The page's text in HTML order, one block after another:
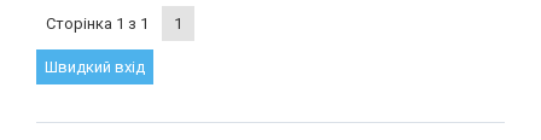
Сторінка 1 з 1 1